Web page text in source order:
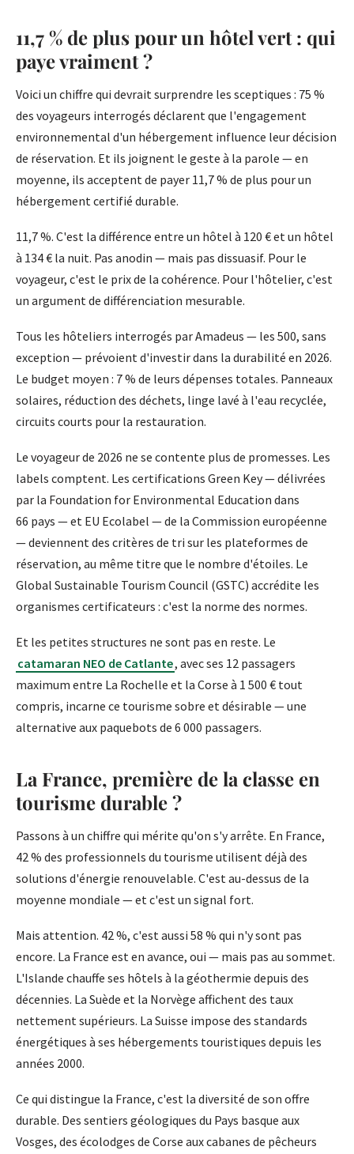
11,7 % de plus pour un hôtel vert : qui
paye vraiment ?
Voici un chiffre qui devrait surprendre les sceptiques : 75 %
des voyageurs interrogés déclarent que l'engagement
environnemental d'un hébergement influence leur décision
de réservation. Et ils joignent le geste à la parole — en
moyenne, ils acceptent de payer 11,7 % de plus pour un
hébergement certifié durable.
11,7 %. C'est la différence entre un hôtel à 120 € et un hôtel
à 134 € la nuit. Pas anodin — mais pas dissuasif. Pour le
voyageur, c'est le prix de la cohérence. Pour l'hôtelier, c'est
un argument de différenciation mesurable.
Tous les hôteliers interrogés par Amadeus — les 500, sans
exception — prévoient d'investir dans la durabilité en 2026.
Le budget moyen : 7 % de leurs dépenses totales. Panneaux
solaires, réduction des déchets, linge lavé à l'eau recyclée,
circuits courts pour la restauration.
Le voyageur de 2026 ne se contente plus de promesses. Les
labels comptent. Les certifications Green Key — délivrées
par la Foundation for Environmental Education dans
66 pays — et EU Ecolabel — de la Commission européenne
— deviennent des critères de tri sur les plateformes de
réservation, au même titre que le nombre d'étoiles. Le
Global Sustainable Tourism Council (GSTC) accrédite les
organismes certificateurs : c'est la norme des normes.
Et les petites structures ne sont pas en reste. Le
catamaran NEO de Catlante, avec ses 12 passagers
maximum entre La Rochelle et la Corse à 1 500 € tout
compris, incarne ce tourisme sobre et désirable — une
alternative aux paquebots de 6 000 passagers.
La France, première de la classe en
tourisme durable ?
Passons à un chiffre qui mérite qu'on s'y arrête. En France,
42 % des professionnels du tourisme utilisent déjà des
solutions d'énergie renouvelable. C'est au-dessus de la
moyenne mondiale — et c'est un signal fort.
Mais attention. 42 %, c'est aussi 58 % qui n'y sont pas
encore. La France est en avance, oui — mais pas au sommet.
L'Islande chauffe ses hôtels à la géothermie depuis des
décennies. La Suède et la Norvège affichent des taux
nettement supérieurs. La Suisse impose des standards
énergétiques à ses hébergements touristiques depuis les
années 2000.
Ce qui distingue la France, c'est la diversité de son offre
durable. Des sentiers géologiques du Pays basque aux
Vosges, des écolodges de Corse aux cabanes de pêcheurs